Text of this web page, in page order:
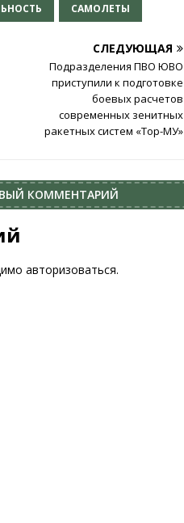
САМОЛЕТЫ
СЛЕДУЮЩАЯ
Подразделения ПВО ЮВО
приступили к подготовке
боевых расчетов
современных зенитных
ракетных систем «Тор-МУ»
КОММЕНТАРИЙ
авторизоваться.